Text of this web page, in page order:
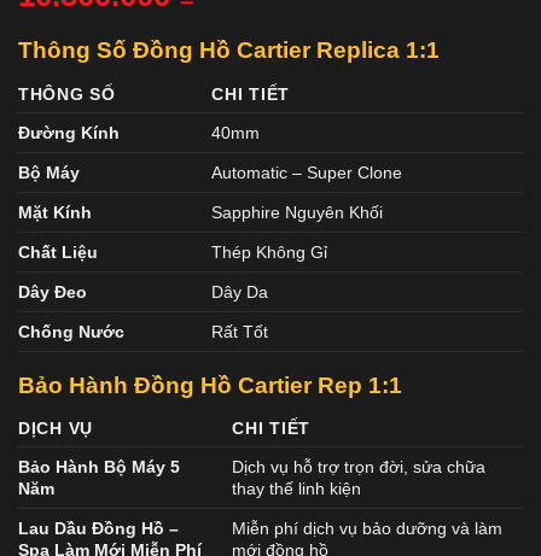
Thông Số Đồng Hồ Cartier Replica 1:1
THÔNG SỐ
CHI TIẾT
Đường Kính
40mm
Bộ Máy Automatic – Super Clone
Mặt Kính Sapphire Nguyên Khối
Chất Liệu Thép Không Gỉ
Dây Đeo Dây Da
Chống Nước Rất Tốt
Bảo Hành Đồng Hồ Cartier Rep 1:1
DỊCH VỤ
CHI TIẾT
Bảo Hành Bộ Máy 5
Năm
Dịch vụ hỗ trợ trọn đời, sửa chữa
thay thế linh kiện
Lau Dầu Đồng Hồ –
Spa Làm Mới Miễn Phí
Miễn phí dịch vụ bảo dưỡng và làm
mới đồng hồ